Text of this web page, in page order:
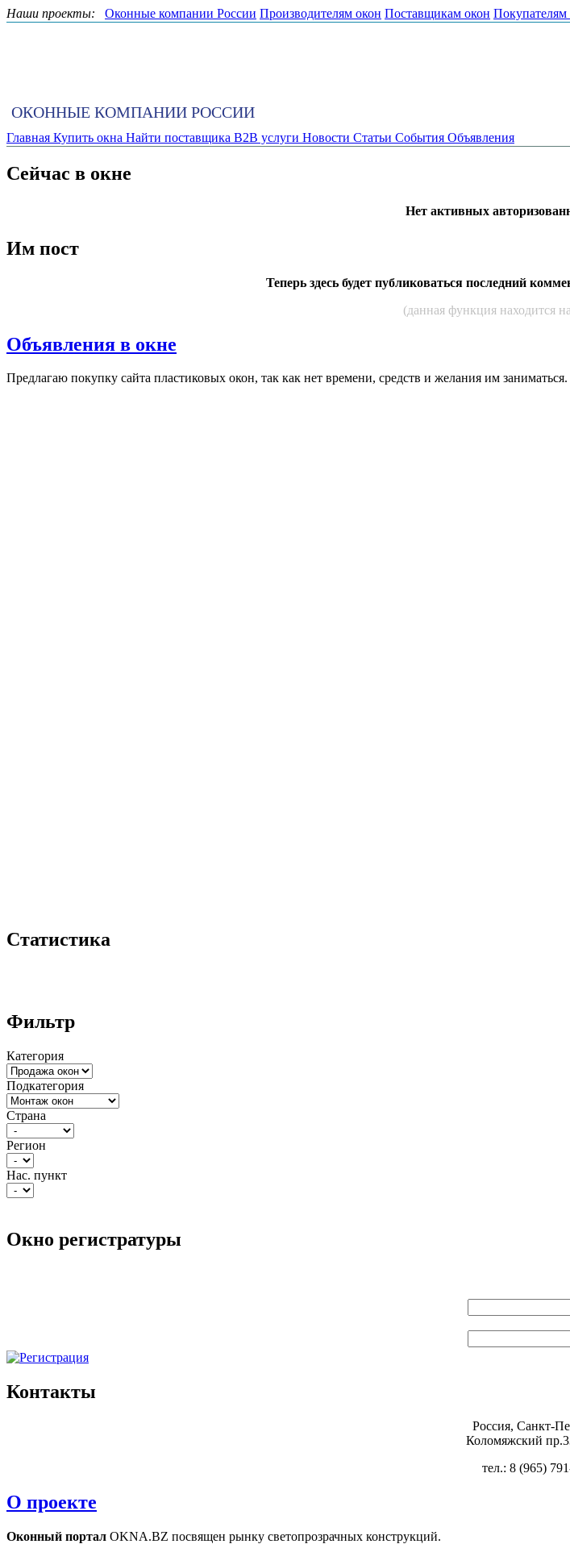
Наши проекты: Оконные компании России Производителям окон Поставщикам окон Покупателям
ОКОННЫЕ КОМПАНИИ РОССИИ
Главная Купить окна Найти поставщика B2B услуги Новости Статьи События Объявления
Сейчас в окне
Нет активных
Им пост
Теперь здесь будет публиковаться последний
(данная функция находится
Объявления в окне
Пред­ла­гаю по­куп­ку сай­та плас­ти­ковых окон, так как нет вре­мени, средств и же­лания им за­нимать­ся.
Статистика
Фильтр
Категория
Подкатегория
Страна
Регион
Нас. пункт
Окно регистратуры
Контакты
Россия, Санкт-
Коломяжский
тел.: 8 (965)
О проекте
Оконный портал OKNA.BZ посвящен рынку светопрозрачных конструкций.